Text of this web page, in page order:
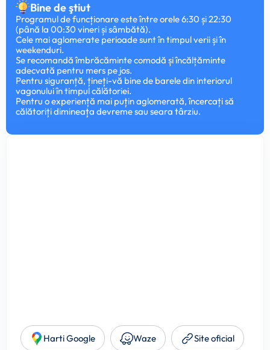
Bine de ştiut
Programul de funcționare este între orele 6:30 și 22:30
(până la 00:30 vineri și sâmbătă).
Cele mai aglomerate perioade sunt în timpul verii și în
weekenduri.
Se recomandă îmbrăcăminte comodă și încălțăminte
adecvată pentru mers pe jos.
Pentru siguranță, țineți-vă bine de barele din interiorul
vagonului în timpul călătoriei.
Pentru o experiență mai puțin aglomerată, încercați să
călătoriți dimineața devreme sau seara târziu.
Harti Google Waze
Site oficial